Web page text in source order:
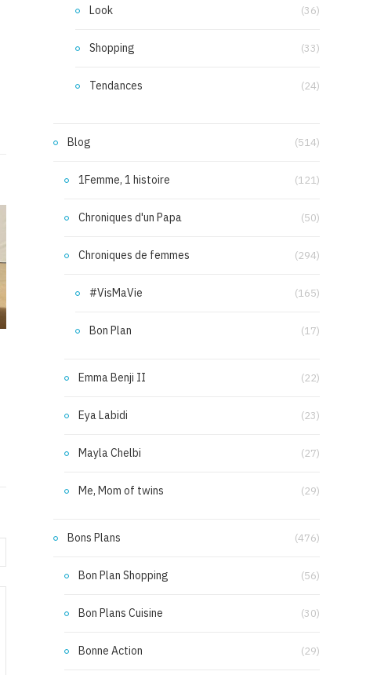
Look (36)
Shopping (33)
Tendances (24)
Blog (514)
1Femme, 1 histoire (121)
Chroniques d'un Papa (50)
Chroniques de femmes (294)
#VisMaVie (165)
Bon Plan (17)
Emma Benji II (22)
Eya Labidi (23)
Mayla Chelbi (27)
Me, Mom of twins (29)
Bons Plans (476)
Bon Plan Shopping (56)
Bon Plans Cuisine (30)
Bonne Action (29)